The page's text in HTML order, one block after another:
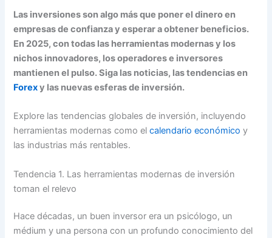
Las inversiones son algo más que poner el dinero en
empresas de confianza y esperar a obtener beneficios.
En 2025, con todas las herramientas modernas y los
nichos innovadores, los operadores e inversores
mantienen el pulso. Siga las noticias, las tendencias en
Forexy las nuevas esferas de inversión.
Explore las tendencias globales de inversión, incluyendo
herramientas modernas como elcalendario económico y
las industrias más rentables.
Tendencia 1. Las herramientas modernas de inversión
toman el relevo
Hace décadas, un buen inversor era un psicólogo, un
médium y una persona con un profundo conocimiento del